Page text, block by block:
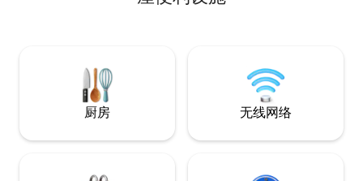
座美丽的美景附属建筑是自给自足的，设
空间的厨房。步行30分钟即可抵达切尔滕
纳姆摄政区。
厨房 无线网络